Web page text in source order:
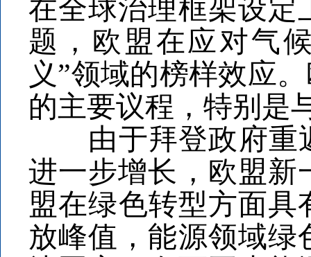
在全球治理框架设定
题，欧盟在应对气
义”领域的榜样效应
的主要议程，特别是
由于拜登政府重返
进一步增长，欧盟新
盟在绿色转型方面具
放峰值，能源领域绿